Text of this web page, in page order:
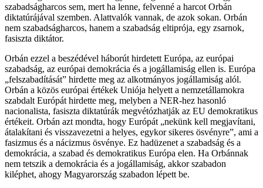
szabadságharcos sem, mert ha lenne, felvenné a harcot Orbán
diktatúrájával szemben. Alattvalók vannak, de azok sokan. Orbán
nem szabadságharcos, hanem a szabadság eltiprója, egy zsarnok,
fasiszta diktátor.
Orbán ezzel a beszédével háborút hirdetett Európa, az európai
szabadság, az európai demokrácia és a jogállamiság ellen is. Európa
„felszabadítását” hirdette meg az alkotmányos jogállamiság alól.
Orbán a közös európai értékek Uniója helyett a nemzetállamokra
szabdalt Európát hirdette meg, melyben a NER-hez hasonló
nacionalista, fasiszta diktatúrák megvétózhatják az EU demokratikus
értékeit. Orbán azt mondta, hogy Európát „nekünk kell megjavítani,
átalakítani és visszavezetni a helyes, egykor sikeres ösvényre”, ami a
fasizmus és a nácizmus ösvénye. Ez hadüzenet a szabadság és a
demokrácia, a szabad és demokratikus Európa elen. Ha Orbánnak
nem tetszik a demokrácia és a jogállamiság, akkor szabadon
kiléphet, ahogy Magyarország szabadon lépett be.